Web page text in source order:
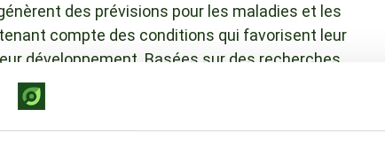
des prévisions pour les maladies et les
compte des conditions qui favorisent leur
développement. Basées sur des recherches
de nombreux essais sur le terrain, elles
règles et des algorithmes qui prennent en
tels que la pluie, la température, l'humidité,